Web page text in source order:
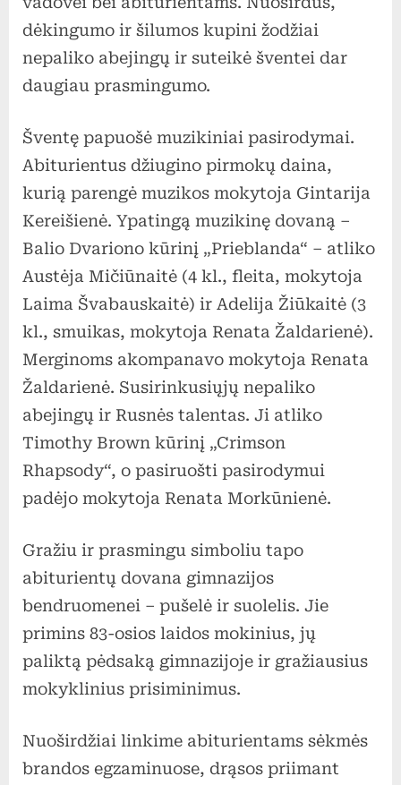
dėkingumo ir šilumos kupini žodžiai
nepaliko abejingų ir suteikė šventei dar
daugiau prasmingumo.
Šventę papuošė muzikiniai pasirodymai.
Abiturientus džiugino pirmokų daina,
kurią parengė muzikos mokytoja Gintarija
Kereišienė. Ypatingą muzikinę dovaną –
Balio Dvariono kūrinį „Prieblanda“ – atliko
Austėja Mičiūnaitė (4 kl., fleita, mokytoja
Laima Švabauskaitė) ir Adelija Žiūkaitė (3
kl., smuikas, mokytoja Renata Žaldarienė).
Merginoms akompanavo mokytoja Renata
Žaldarienė. Susirinkusiųjų nepaliko
abejingų ir Rusnės talentas. Ji atliko
Timothy Brown kūrinį „Crimson
Rhapsody“, o pasiruošti pasirodymui
padėjo mokytoja Renata Morkūnienė.
Gražiu ir prasmingu simboliu tapo
abiturientų dovana gimnazijos
bendruomenei – pušelė ir suolelis. Jie
primins 83-osios laidos mokinius, jų
paliktą pėdsaką gimnazijoje ir gražiausius
mokyklinius prisiminimus.
Nuoširdžiai linkime abiturientams sėkmės
brandos egzaminuose, drąsos priimant